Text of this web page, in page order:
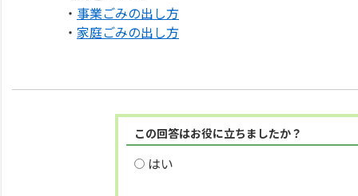
・ 事業ごみの出し方
・ 家庭ごみの出し方
この回答はお役に立ちましたか？
はい